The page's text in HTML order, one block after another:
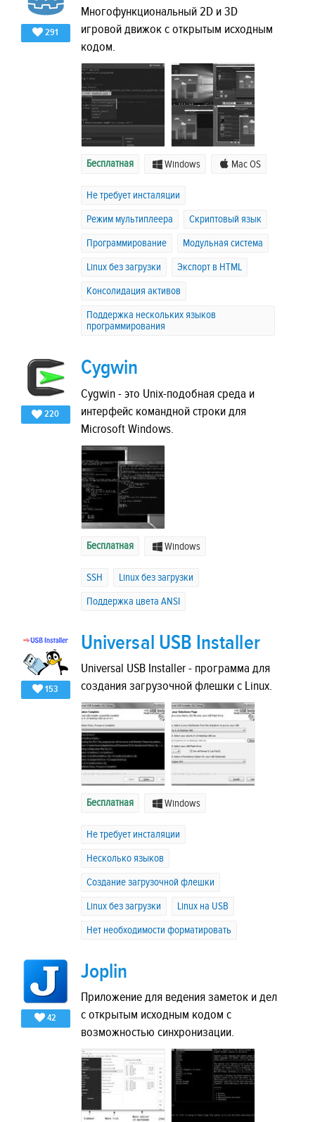
291
Многофункциональный 2D и 3D
игровой движок с открытым исходным
кодом.
Бесплатная Windows Mac OS
Не требует инсталяции
Режим мультиплеера
Скриптовый язык
Программирование
Модульная система
Linux без загрузки
Экспорт в HTML
Консолидация активов
Поддержка нескольких языков
программирования
220
Cygwin
Cygwin - это Unix-подобная среда и
интерфейс командной строки для
Microsoft Windows.
Бесплатная Windows
SSH
Linux без загрузки
Поддержка цвета ANSI
153
Universal USB Installer
Universal USB Installer - программа для
создания загрузочной флешки с Linux.
Бесплатная Windows
Не требует инсталяции
Несколько языков
Создание загрузочной флешки
Linux без загрузки
Linux на USB
Нет необходимости форматировать
42
Joplin
Приложение для ведения заметок и дел
с открытым исходным кодом с
возможностью синхронизации.